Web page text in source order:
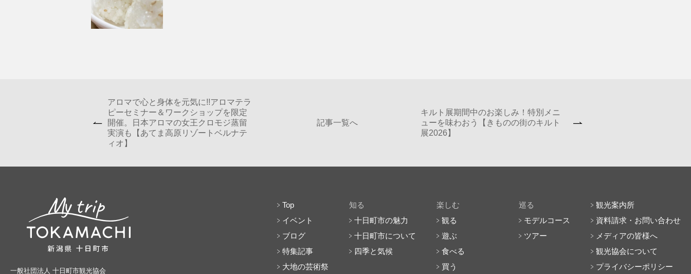
アロマで心と身体を元気に!!アロマテラ
ピーセミナー＆ワークショップを限定
開催。日本アロマの女王クロモジ蒸留
実演も【あてま高原リゾートベルナテ
ィオ】
記事一覧へ
キルト展期間中のお楽しみ！特別メニ
ューを味わおう【きものの街のキルト
展2026】
Top
イベント
ブログ
特集記事
大地の芸術祭
知る
十日町市の魅力
十日町市について
四季と気候
楽しむ
観る
遊ぶ
食べる
買う
巡る
モデルコース
ツアー
観光案内所
資料請求・お問い合わせ
メディアの皆様へ
観光協会について
プライバシーポリシー
一般社団法人 十日町市観光協会